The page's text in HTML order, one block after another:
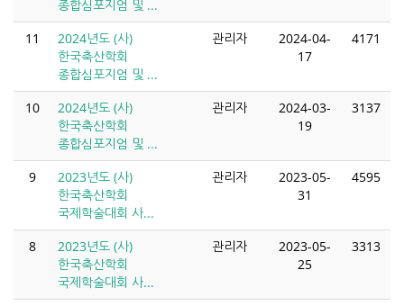
종합심포지엄 및 ...
11
2024년도 (사)
한국축산학회
종합심포지엄 및 ...
관리자
2024-04-
17
4171
10
2024년도 (사)
한국축산학회
종합심포지엄 및 ...
관리자
2024-03-
19
3137
9
2023년도 (사)
한국축산학회
국제학술대회 사...
관리자
2023-05-
31
4595
8
2023년도 (사)
한국축산학회
국제학술대회 사...
관리자
2023-05-
25
3313